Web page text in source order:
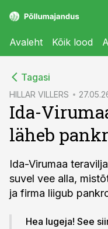
Avaleht Kõik lood
Tagasi
HILLAR VILLERS
Ida-
läheb
Ida-Virumaa
suvel vee alla,
ja firma liigub
Hea lugeja! See